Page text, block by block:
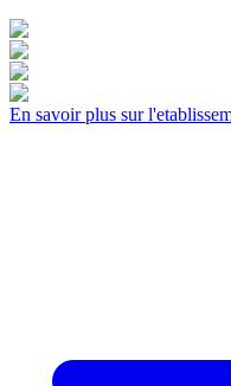
En savoir plus sur